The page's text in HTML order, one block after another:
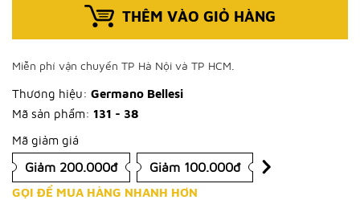
THÊM VÀO GIỎ HÀNG
Miễn phí vận chuyển TP Hà Nội và TP HCM.
Thương hiệu: Germano Bellesi
Mã sản phẩm: 131 - 38
Mã giảm giá
Giảm 200.000đ Giảm 100.000đ
GỌI ĐỂ MUA HÀNG NHANH HƠN